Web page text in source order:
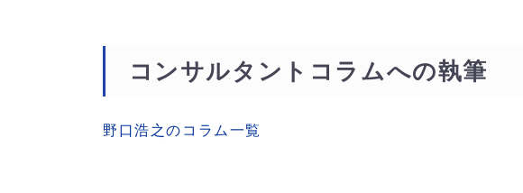
コンサルタントコラムへの執筆
野口浩之のコラム一覧